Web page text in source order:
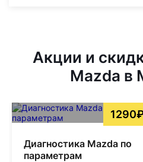
Акции и
Mazda в
Диагностика Mazda по
параметрам